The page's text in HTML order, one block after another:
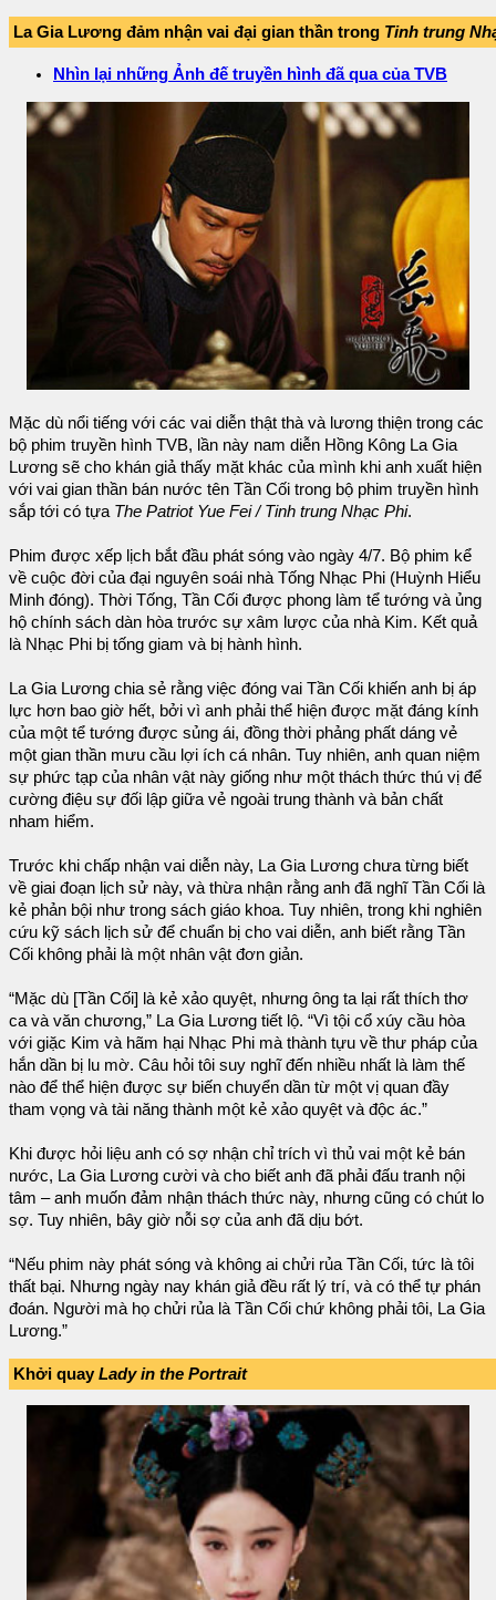
La Gia Lương đảm nhận vai đại gian thần trong Tinh trung
Nhìn lại những Ảnh đế truyền hình đã qua của TVB
Mặc dù nổi tiếng với các vai diễn thật thà và lương thiện trong các
bộ phim truyền hình TVB, lần này nam diễn Hồng Kông La Gia
Lương sẽ cho khán giả thấy mặt khác của mình khi anh xuất hiện
với vai gian thần bán nước tên Tần Cối trong bộ phim truyền hình
sắp tới có tựa The Patriot Yue Fei / Tinh trung Nhạc Phi.
Phim được xếp lịch bắt đầu phát sóng vào ngày 4/7. Bộ phim kể
về cuộc đời của đại nguyên soái nhà Tống Nhạc Phi (Huỳnh Hiểu
Minh đóng). Thời Tống, Tần Cối được phong làm tể tướng và ủng
hộ chính sách dàn hòa trước sự xâm lược của nhà Kim. Kết quả
là Nhạc Phi bị tống giam và bị hành hình.
La Gia Lương chia sẻ rằng việc đóng vai Tần Cối khiến anh bị áp
lực hơn bao giờ hết, bởi vì anh phải thể hiện được mặt đáng kính
của một tể tướng được sủng ái, đồng thời phảng phất dáng vẻ
một gian thần mưu cầu lợi ích cá nhân. Tuy nhiên, anh quan niệm
sự phức tạp của nhân vật này giống như một thách thức thú vị để
cường điệu sự đối lập giữa vẻ ngoài trung thành và bản chất
nham hiểm.
Trước khi chấp nhận vai diễn này, La Gia Lương chưa từng biết
về giai đoạn lịch sử này, và thừa nhận rằng anh đã nghĩ Tần Cối là
kẻ phản bội như trong sách giáo khoa. Tuy nhiên, trong khi nghiên
cứu kỹ sách lịch sử để chuẩn bị cho vai diễn, anh biết rằng Tần
Cối không phải là một nhân vật đơn giản.
“Mặc dù [Tần Cối] là kẻ xảo quyệt, nhưng ông ta lại rất thích thơ
ca và văn chương,” La Gia Lương tiết lộ. “Vì tội cổ xúy cầu hòa
với giặc Kim và hãm hại Nhạc Phi mà thành tựu về thư pháp của
hắn dần bị lu mờ. Câu hỏi tôi suy nghĩ đến nhiều nhất là làm thế
nào để thể hiện được sự biến chuyển dần từ một vị quan đầy
tham vọng và tài năng thành một kẻ xảo quyệt và độc ác.”
Khi được hỏi liệu anh có sợ nhận chỉ trích vì thủ vai một kẻ bán
nước, La Gia Lương cười và cho biết anh đã phải đấu tranh nội
tâm – anh muốn đảm nhận thách thức này, nhưng cũng có chút lo
sợ. Tuy nhiên, bây giờ nỗi sợ của anh đã dịu bớt.
“Nếu phim này phát sóng và không ai chửi rủa Tần Cối, tức là tôi
thất bại. Nhưng ngày nay khán giả đều rất lý trí, và có thể tự phán
đoán. Người mà họ chửi rủa là Tần Cối chứ không phải tôi, La Gia
Lương.”
Khởi quayLady in the Portrait